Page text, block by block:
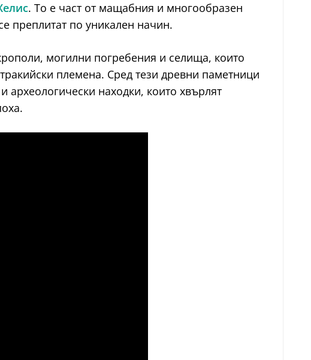
. То е част от мащабния и многообразен
преплитат по уникален начин.
могилни погребения и селища, които
племена. Сред тези древни паметници
археологически находки, които хвърлят